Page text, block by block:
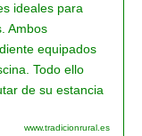
ideales para
Ambos
equipados
Todo ello
de su estancia
www.tradicionrural.es